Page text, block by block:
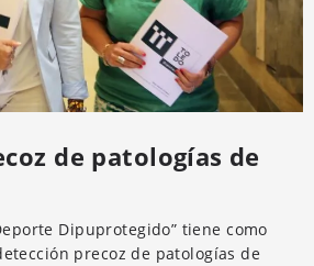
de patologías de
Dipuprotegido” tiene como
precoz de patologías de